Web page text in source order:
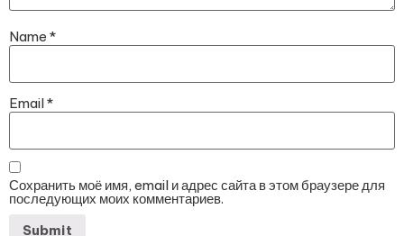
Name *
Email*
Сохранить моё имя, email и адрес сайта в этом браузере для
последующих моих комментариев.